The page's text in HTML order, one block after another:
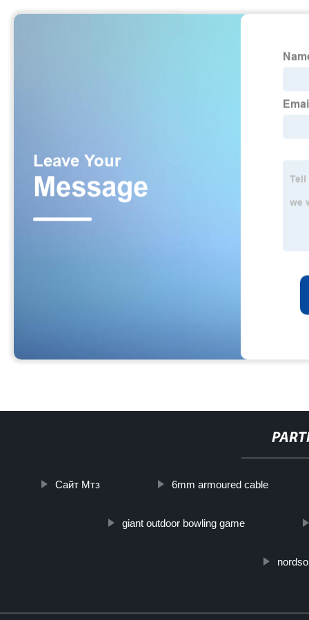
Сайт Мтз 6mm armoured cable
giant outdoor bowling game